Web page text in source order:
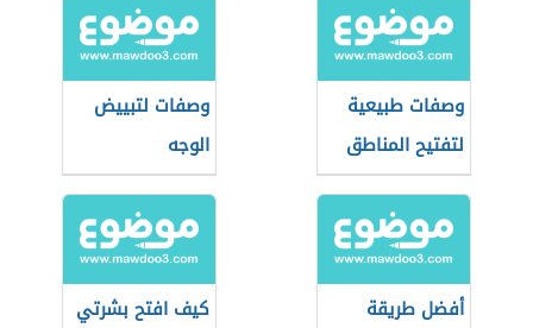
وصفات طبيعية
لتفتيح المناطق
الحساسة
وصفات لتبييض
الوجه
أفضل طريقة
كيف افتح بشرتي